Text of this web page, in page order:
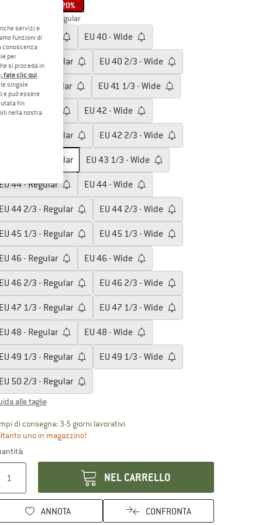
20%
43 1/3 - Regular
40 - Regular EU 40 - Wide
40 2/3 - Regular EU 40 2/3 - Wide
41 1/3 - Regular EU 41 1/3 - Wide
42 - Regular EU 42 - Wide
42 2/3 - Regular EU 42 2/3 - Wide
43 1/3 - Regular EU 43 1/3 - Wide
44 - Regular EU 44 - Wide
EU 44 2/3 - Regular EU 44 2/3 - Wide
EU 45 1/3 - Regular EU 45 1/3 - Wide
EU 46 - Regular EU 46 - Wide
EU 46 2/3 - Regular EU 46 2/3 - Wide
EU 47 1/3 - Regular EU 47 1/3 - Wide
EU 48 - Regular EU 48 - Wide
EU 49 1/3 - Regular EU 49 1/3 - Wide
EU 50 2/3 - Regular
alle taglie
di consegna: 3-5 giorni lavorativiIl link si apre in una casella
uno in magazzino!
NEL CARRELLO
ANNOTA CONFRONTA
servizi e
funzioni di
conoscenza
per
si proceda in
fate clic qui.
singole
e può essere
fin
nella nostra